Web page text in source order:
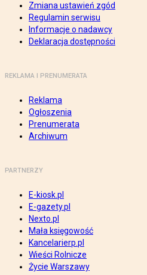
Zmiana ustawień zgód
Regulamin serwisu
Informacje o nadawcy
Deklaracja dostępności
REKLAMA I PRENUMERATA
Reklama
Ogłoszenia
Prenumerata
Archiwum
PARTNERZY
E-kiosk.pl
E-gazety.pl
Nexto.pl
Mała księgowość
Kancelarierp.pl
Wieści Rolnicze
Życie Warszawy